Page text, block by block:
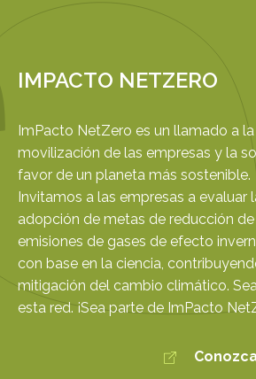
IMPACTO NETZERO
ImPacto NetZero es un llamado a la
movilización de las empresas y la
favor de un planeta más sostenible.
Invitamos a las empresas a evaluar
adopción de metas de reducción de
emisiones de gases de efecto
con base en la ciencia,
mitigación del cambio climático.
esta red. ¡Sea parte de ImPacto